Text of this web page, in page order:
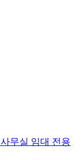
무실 임대 전용